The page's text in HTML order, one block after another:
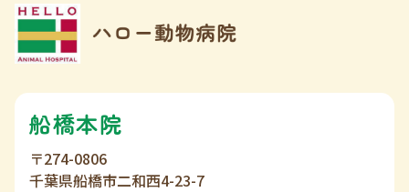
船橋本院
〒274-0806
千葉県船橋市二和西4-23-7